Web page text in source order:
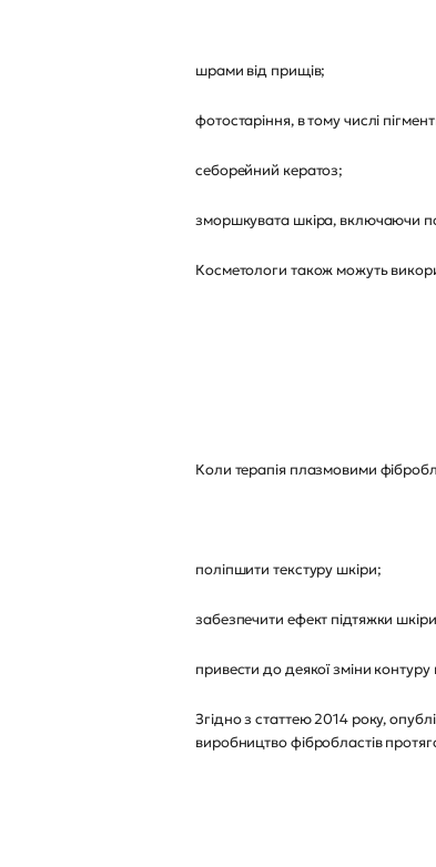
шрами від прищів;
фотостаріння, в тому числі
себорейний кератоз;
зморшкувата шкіра, включаючи
Косметологи також можуть
Коли терапія плазмовими
поліпшити текстуру шкіри;
забезпечити ефект підтяжки
привести до деякої зміни
Згідно з статтею 2014 року,
виробництво фібробластів